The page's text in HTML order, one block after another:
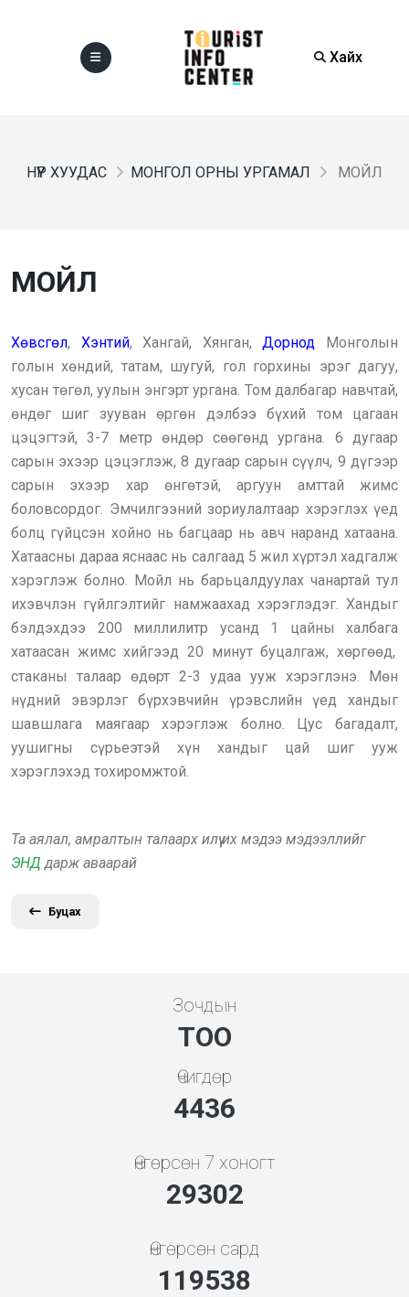
Хайх
НҮҮР ХУУДАС МОНГОЛ ОРНЫ УРГАМАЛ МОЙЛ
МОЙЛ
Хөвсгөл, Хэнтий, Хангай, Хянган,Дорнод Монголын
голын хөндий, татам, шугуй, гол горхины эрэг дагуу,
хусан төгөл, уулын энгэрт ургана. Том далбагар навчтай,
өндөг шиг зууван өргөн дэлбээ бүхий том цагаан
цэцэгтэй, 3-7 метр өндөр сөөгөнд ургана. 6 дугаар
сарын эхээр цэцэглэж, 8 дугаар сарын сүүлч, 9 дүгээр
сарын эхээр хар өнгөтэй, аргуун амттай жимс
боловсордог. Эмчилгээний зориулалтаар хэрэглэх үед
болц гүйцсэн хойно нь багцаар нь авч наранд хатаана.
Хатаасны дараа яснаас нь салгаад 5 жил хүртэл хадгалж
хэрэглэж болно. Мойл нь барьцалдуулах чанартай тул
ихэвчлэн гүйлгэлтийг намжаахад хэрэглэдэг. Хандыг
бэлдэхдээ 200 миллилитр усанд 1 цайны халбага
хатаасан жимс хийгээд 20 минут буцалгаж, хөргөөд,
стаканы талаар өдөрт 2-3 удаа ууж хэрэглэнэ. Мөн
нүдний эвэрлэг бүрхэвчийн үрэвслийн үед хандыг
шавшлага маягаар хэрэглэж болно. Цус багадалт,
уушигны сүрьеэтэй хүн хандыг цай шиг ууж
хэрэглэхэд тохиромжтой.
Та аялал, амралтын талаарх илүү их мэдээ мэдээллийг
ЭНД дарж аваарай
Буцах
Зочдын
ТОО
Өчигдөр
4778
Өнгөрсөн 7 хоногт
31556
Өнгөрсөн сард
128733